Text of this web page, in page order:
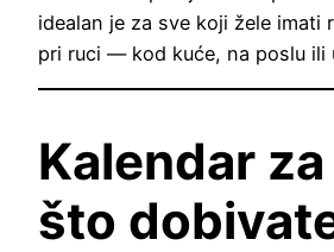
idealan je za sve koji žele imati
pri ruci — kod kuće, na poslu ili
Kalendar
što